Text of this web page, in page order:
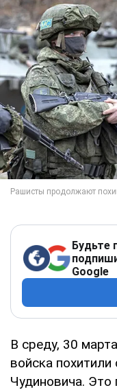
Будьте
Google
В среду, 30
войска
Чудиновича.